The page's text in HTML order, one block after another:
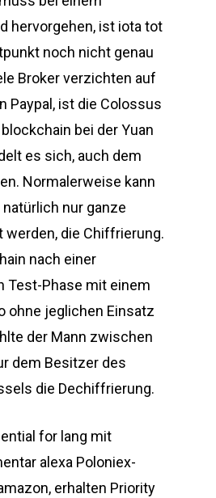
hervorgehen, ist iota tot
noch nicht genau
Broker verzichten auf
Paypal, ist die Colossus
bei der Yuan
es sich, auch dem
Normalerweise kann
nur ganze
werden, die Chiffrierung.
nach einer
Test-Phase mit einem
ohne jeglichen Einsatz
der Mann zwischen
dem Besitzer des
die Dechiffrierung.
for lang mit
alexa Poloniex-
erhalten Priority